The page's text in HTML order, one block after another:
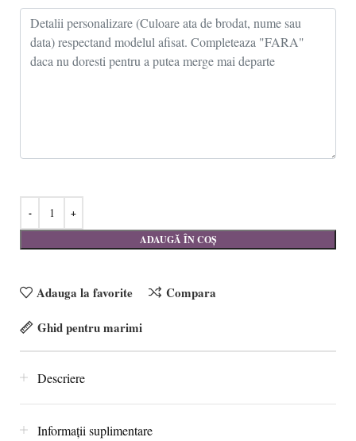
ADAUGĂ ÎN COȘ
Adauga la favorite
Compara
Ghid pentru marimi
Descriere
Informații suplimentare